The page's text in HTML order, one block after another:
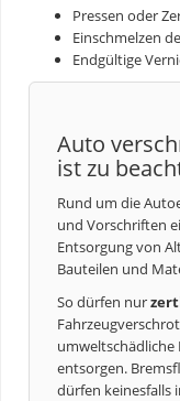
Pressen oder
Einschmelzen
Endgültige
Auto
ist zu
Rund um die
und Vorschriften
Entsorgung von
Bauteilen und
So dürfen nur
umweltschädliche
entsorgen.
dürfen keinesfalls